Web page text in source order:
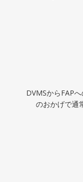
DVMSからFAP
のおかげで通